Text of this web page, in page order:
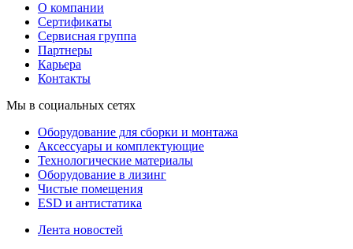
О компании
Сертификаты
Сервисная группа
Партнеры
Карьера
Контакты
Мы в социальных сетях
Оборудование для сборки и монтажа
Аксессуары и комплектующие
Технологические материалы
Оборудование в лизинг
Чистые помещения
ESD и антистатика
Лента новостей